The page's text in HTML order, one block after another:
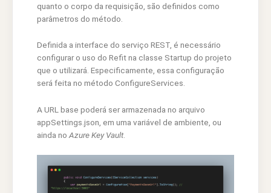
quanto o corpo da requisição, são definidos como
parâmetros do método.
Definida a interface do serviço REST, é necessário
configurar o uso do Refit na classe Startup do projeto
que o utilizará. Especificamente, essa configuração
será feita no método ConfigureServices.
A URL base poderá ser armazenada no arquivo
appSettings.json, em uma variável de ambiente, ou
ainda no Azure Key Vault.